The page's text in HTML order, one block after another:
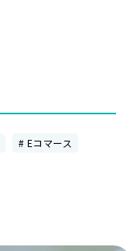
Eコマース